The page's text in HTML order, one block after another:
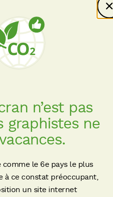
n’est pas
graphistes ne
le 6e pays le plus
à ce constat préoccupant,
un site internet
bases de données etc.)
en vigueur, et sont la
pour le Site.
propriété intellectuelle sur
et d’utilisation du
présentes Conditions
ou provisoire, tout ou
ce jour ;
contenu ;